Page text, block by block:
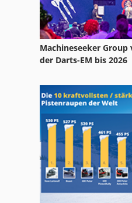
Machineseeker
der Darts-EM bis 2026